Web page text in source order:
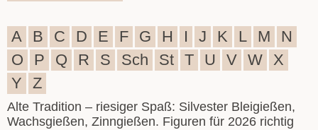
A B C D E F G H I J K L M
N
O
P Q R S Sch St T U V W X
Y
Z
Alte Tradition – riesiger Spaß: Silvester Bleigießen,
Wachsgießen, Zinngießen. Figuren für 2026 richtig